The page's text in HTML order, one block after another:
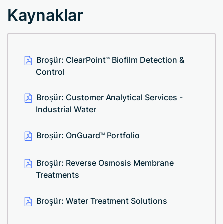
Kaynaklar
Broşür: ClearPointSM
Biofilm Detection &
Control
Broşür: Customer Analytical Services -
Industrial Water
Broşür: OnGuardTM Portfolio
Broşür: Reverse Osmosis Membrane
Treatments
Broşür: Water Treatment Solutions